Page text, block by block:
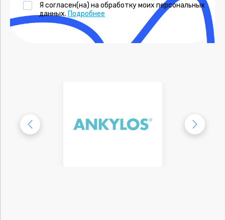
Я согласен(на) на обработку моих персональных
данных. Подробнее